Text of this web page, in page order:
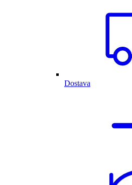
Dostava